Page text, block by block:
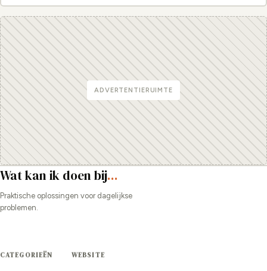
ADVERTENTIERUIMTE
Wat kan ik doen bij...
Praktische oplossingen voor dagelijkse
problemen.
CATEGORIEËN WEBSITE